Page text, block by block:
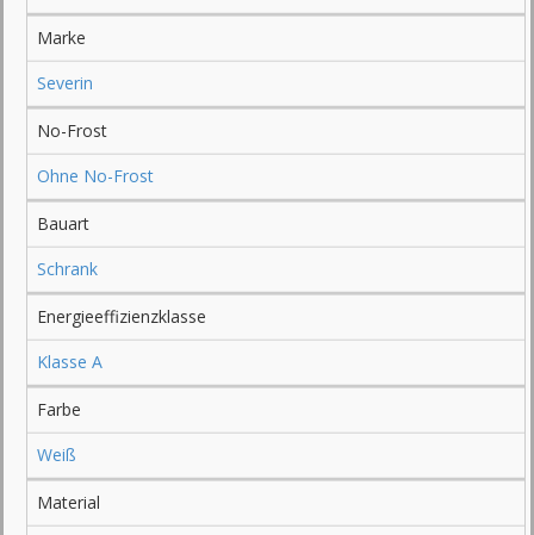
Marke
Severin
No-Frost
Ohne No-Frost
Bauart
Schrank
Energieeffizienzklasse
Klasse A
Farbe
Weiß
Material